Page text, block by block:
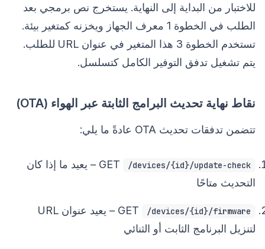
للاختبار من البداية إلى النهاية. يستخرج نص برمجي بعد
الطلب في الخطوة 1 معرف الجهاز ويخزنه كمتغير بيئة.
تستخدم الخطوة 3 هذا المتغير في عنوان URL للطلب.
يتم تشغيل تدفق التوفير الكامل كتسلسل.
نقاط نهاية تحديث البرامج الثابتة عبر الهواء (OTA)
تتضمن تدفقات تحديث OTA عادةً ما يلي:
GET /devices/{id}/update-check
– يعيد ما إذا كان
التحديث متاحًا
GET /devices/{id}/firmware
– يعيد عنوان URL
لتنزيل البرنامج الثابت أو الثنائي